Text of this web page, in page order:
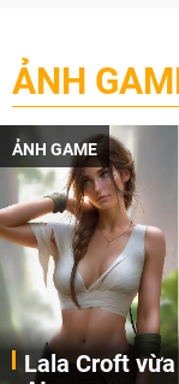
ẢNH
ẢNH GAME
Lala Croft